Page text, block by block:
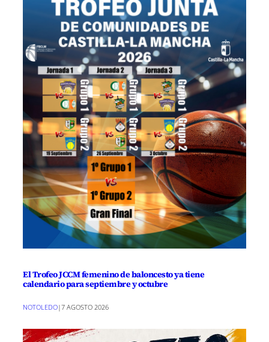
El Trofeo JCCM femenino de baloncesto ya tiene
calendario para septiembre y octubre
NOTOLEDO|7 AGOSTO 2026